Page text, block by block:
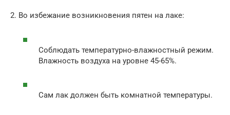
2. Во избежание возникновения пятен на лаке:
Соблюдать температурно-влажностный режим.
Влажность воздуха на уровне 45-65%.
Сам лак должен быть комнатной температуры.